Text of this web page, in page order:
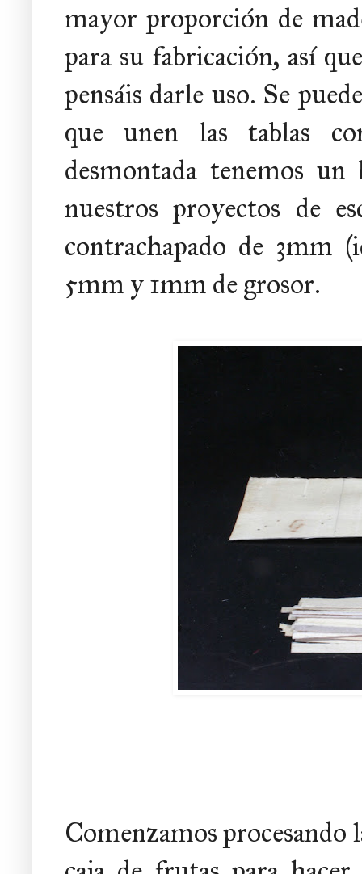
mayor proporción de
para su fabricación, así
pensáis darle uso. Se
que unen las tablas
desmontada tenemos
nuestros proyectos de
contrachapado de 3mm
5mm y 1mm de grosor.
Comenzamos procesando